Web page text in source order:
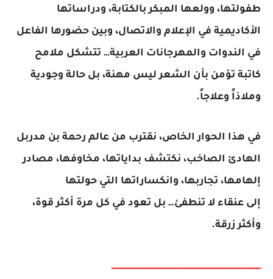
طفولتها، وولعها المبكر بالكتابة، ودراساتها
الأكاديمية في الإعلام والاتصال، وبين حضورها الفاعل
في الندوات والمهرجانات العربية… تتشكل ملامح
كاتبة تؤمن بأن الشعر ليس مهنة، بل حالة وجودية
وملاذاً وعلاجاً.
في هذا الحوار الخاص، نقترب من عالم رحمة بن مدربل
الهادئ الصاخب، نكتشف بداياتها، مخاوفها، مصادر
إلهامها، تجاربها، وانكساراتها التي حولتها
إلى عنقاء لا تنطفئ… بل تعود في كل مرة أكثر قوة،
وأكثر زرقة.
___________________________________